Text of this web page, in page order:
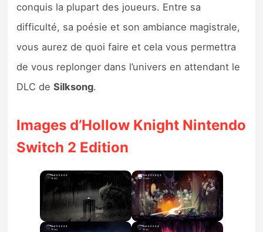
conquis la plupart des joueurs. Entre sa
difficulté, sa poésie et son ambiance magistrale,
vous aurez de quoi faire et cela vous permettra
de vous replonger dans l’univers en attendant le
DLC deSilksong.
Images d’Hollow Knight Nintendo
Switch 2 Edition